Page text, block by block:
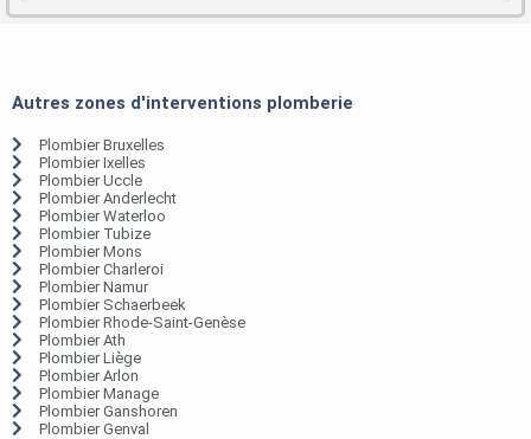
Autres zones d'interventions plomberie
Plombier Bruxelles
Plombier Ixelles
Plombier Uccle
Plombier Anderlecht
Plombier Waterloo
Plombier Tubize
Plombier Mons
Plombier Charleroi
Plombier Namur
Plombier Schaerbeek
Plombier Rhode-Saint-Genèse
Plombier Ath
Plombier Liège
Plombier Arlon
Plombier Manage
Plombier Ganshoren
Plombier Genval